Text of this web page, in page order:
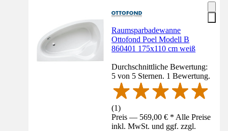
Raumsparbadewanne
Ottofond Poel Modell B
860401 175x110 cm weiß
Durchschnittliche Bewertung:
5 von 5 Sternen. 1 Bewertung.
(1)
Preis — 569,00 € * Alle Preise
inkl. MwSt. und ggf. zzgl.